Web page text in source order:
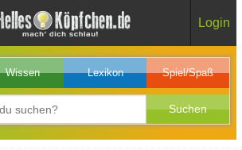
Login
Wissen Lexikon Spiel/Spaß